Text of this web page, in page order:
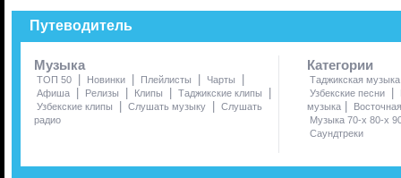
Путеводитель
Музыка
ТОП 50 | Новинки | Плейлисты | Чарты |
Афиша | Релизы | Клипы | Таджикские клипы |
Узбекские клипы | Слушать музыку | Слушать
радио
Категории
Таджикская музыка
Узбекские песни
|
музыка |
Музыка 70-х 80-х
Саундтреки